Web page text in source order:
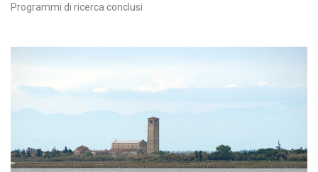
Programmi di ricerca conclusi